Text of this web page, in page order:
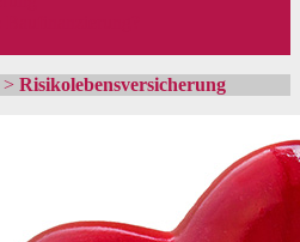
> Risikolebensversicherung